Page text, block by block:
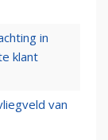
in
klant
van